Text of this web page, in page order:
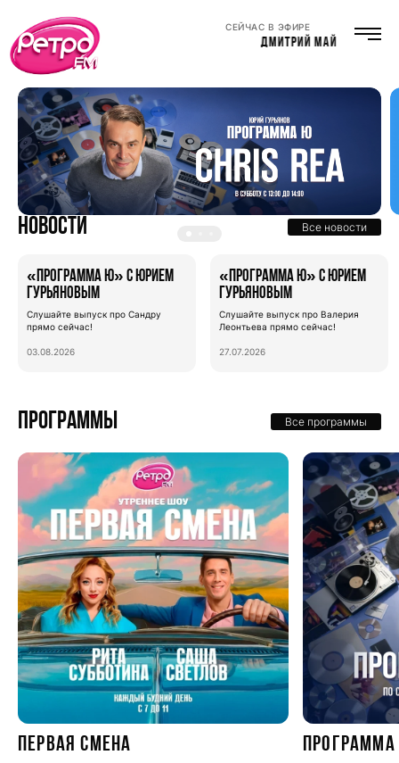
СЕЙЧАС В ЭФИРЕ
ДМИТРИЙ МАЙОРОВ
Новости Все новости
«Программа Ю» с Юрием
Гурьяновым
Слушайте выпуск про Сандру
прямо сейчас!
03.08.2026
«Программа Ю» с Юрием
Гурьяновым
Слушайте выпуск про Валерия
Леонтьева прямо сейчас!
27.07.2026
Программы Все программы
ПЕРВАЯ СМЕНА